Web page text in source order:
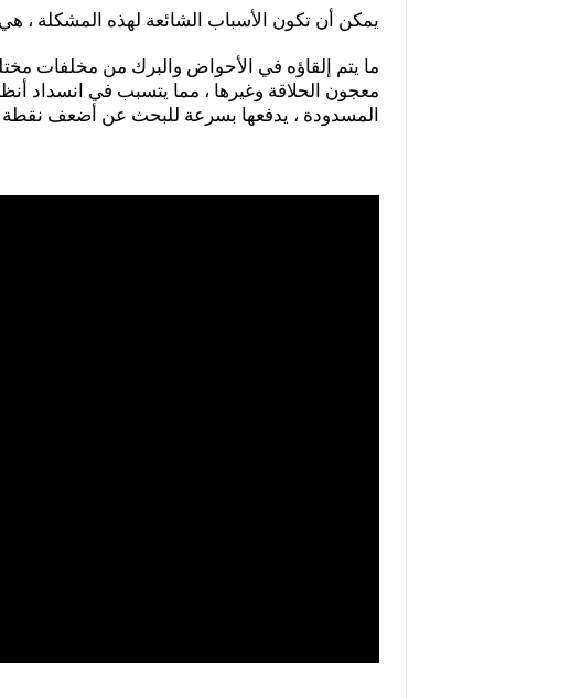
يمكن أن تكون الأسباب الشائعة لهذه المشكلة ،
ما يتم إلقاؤه في الأحواض والبرك من مخلفات
معجون الحلاقة وغيرها ، مما يتسبب في انسداد
المسدودة ، يدفعها بسرعة للبحث عن أضعف نقطة